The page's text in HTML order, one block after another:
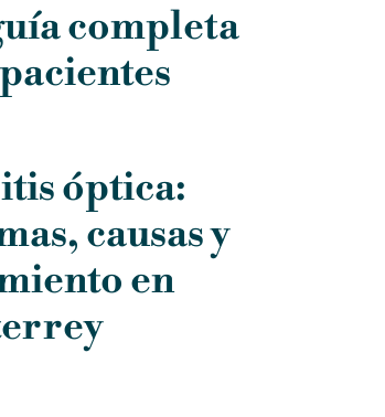
completa
óptica:
causas y
en